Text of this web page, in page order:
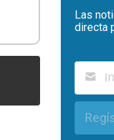
Las
directa